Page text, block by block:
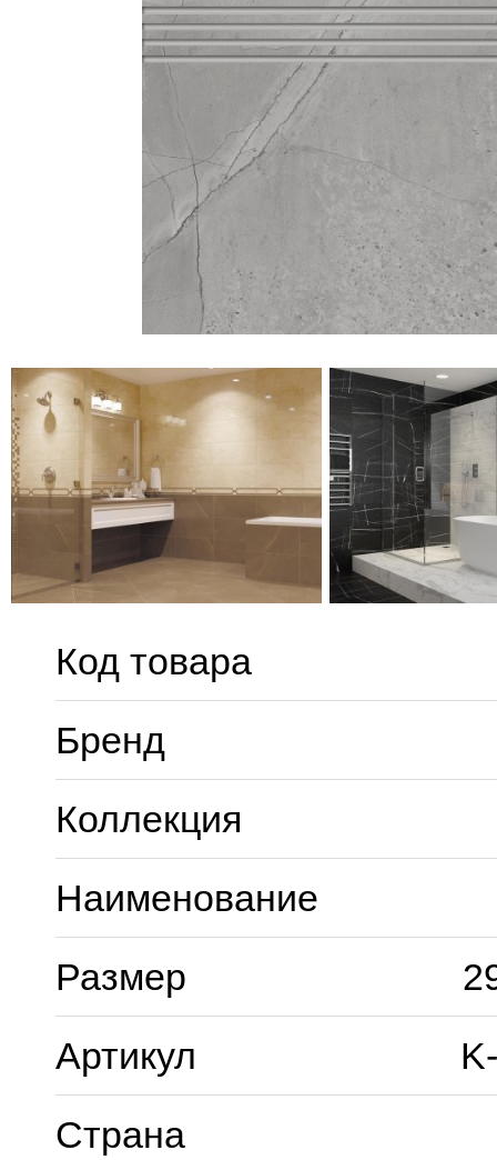
Код товара
Бренд
Коллекция
Наименование
Размер
Артикул
Страна